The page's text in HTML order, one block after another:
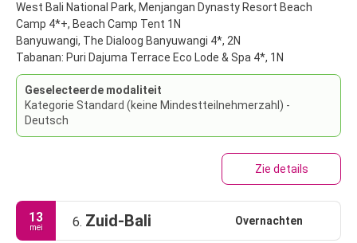
West Bali National Park, Menjangan Dynasty Resort Beach
Camp 4*+, Beach Camp Tent 1N
Banyuwangi, The Dialoog Banyuwangi 4*, 2N
Tabanan: Puri Dajuma Terrace Eco Lode & Spa 4*, 1N
Geselecteerde modaliteit
Kategorie Standard (keine Mindestteilnehmerzahl) -
Deutsch
Zie details
13
mei 6. Zuid-Bali Overnachten